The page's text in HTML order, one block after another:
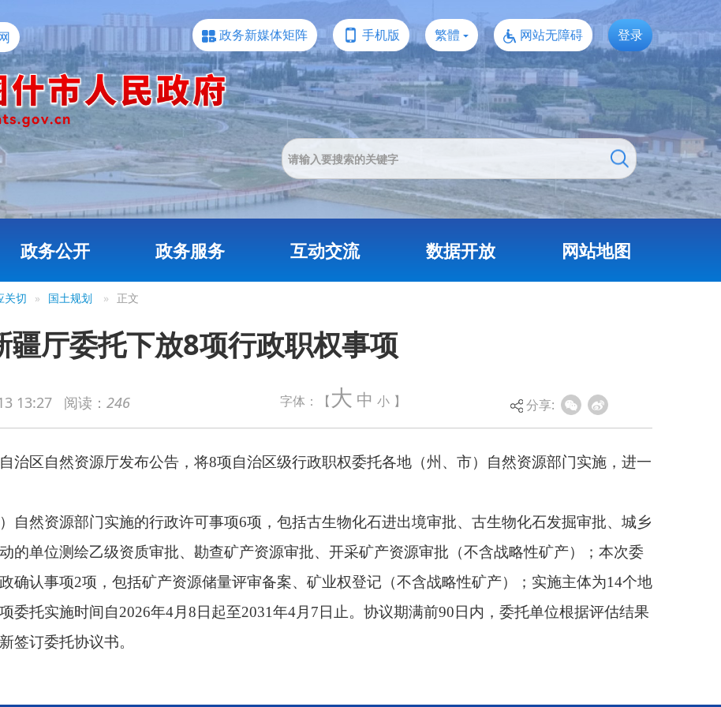
政务新媒体矩阵 手机版 繁體 网站无障碍 登录
政务公开 政务服务 互动交流 数据开放 网站地图
关切 » 国土规划 » 正文
疆厅委托下放8项行政职权事项
13:27 阅读： 246 字体：【大 中 小 】 分享:
源厅发布公告，将8项自治区级行政职权委托各地（州、市）自然资源部门实施，进一
乙级资质审批、勘查矿产资源审批、开采矿产资源审批（不含战略性矿产）；本次委
项，包括矿产资源储量评审备案、矿业权登记（不含战略性矿产）；实施主体为14个地
议书。